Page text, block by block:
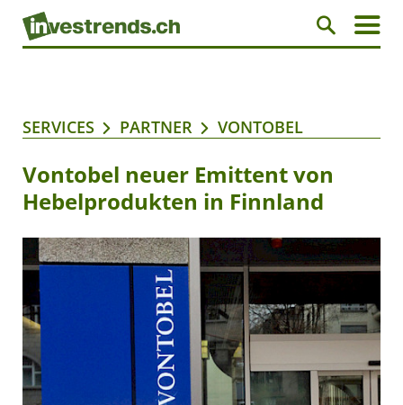
SERVICES PARTNER VONTOBEL
Vontobel neuer Emittent von
Hebelprodukten in Finnland